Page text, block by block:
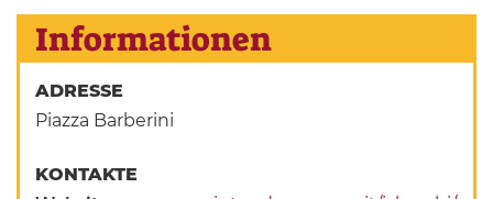
Informationen
ADRESSE
Piazza Barberini
KONTAKTE